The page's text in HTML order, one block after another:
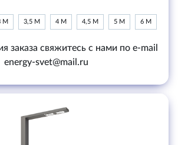
М 3,5 М 4 М 4,5 М 5 М 6 М
заказа свяжитесь с нами по e-mail
energy-svet@mail.ru